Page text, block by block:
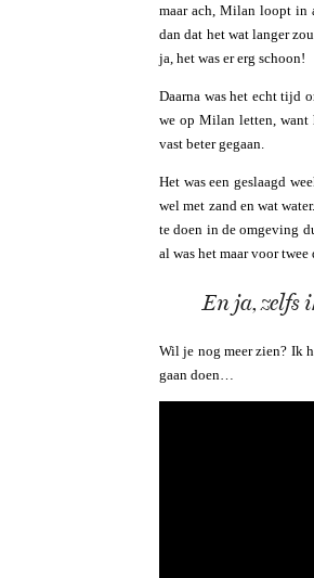
maar ach, Milan loopt in
dan dat het wat langer
ja, het was er erg schoon!
Daarna was het echt tijd
we op Milan letten, want
vast beter gegaan.
Het was een geslaagd
wel met zand en wat
te doen in de omgeving
al was het maar voor twee
En ja, zelfs
Wil je nog meer zien? Ik
gaan doen…